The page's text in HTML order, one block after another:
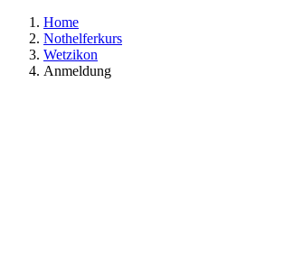
Home
Nothelferkurs
Wetzikon
Anmeldung